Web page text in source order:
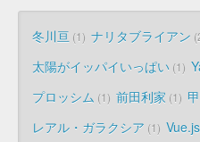
冬川亘 1 ナリタブライアン
太陽がイッパイいっぱい 1
プロッシム 1 前田利家 1
レアル・ガラクシア 1 Vue.js